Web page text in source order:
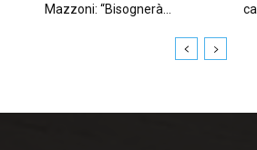
Mazzoni: “Bisognerà...